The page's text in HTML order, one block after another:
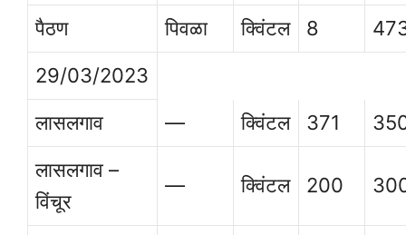
पैठण
पिवळा क्विंटल 8
29/03/2023
लासलगाव
— क्विंटल 371
लासलगाव –
विंचूर
— क्विंटल 200